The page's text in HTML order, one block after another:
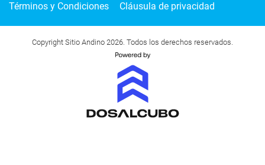
Términos y Condiciones Cláusula de privacidad
Copyright Sitio Andino 2026. Todos los derechos reservados.